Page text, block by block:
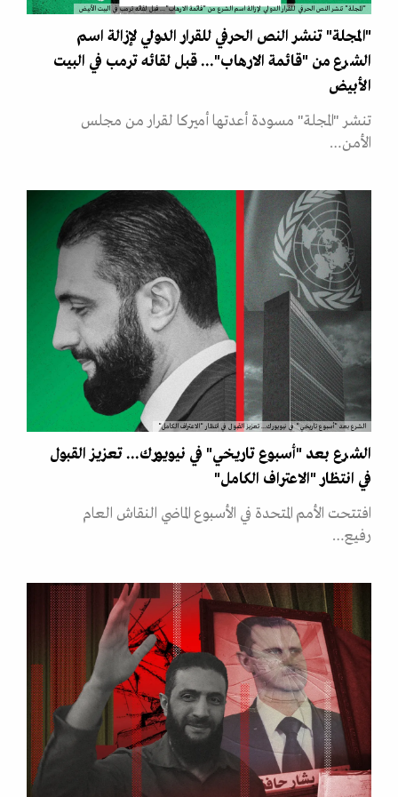
"المجلة" تنشر النص الحرفي للقرار الدولي لإزالة اسم الشرع من "قائمة الارهاب"... قبل لقائه ترمب في البيت الأبيض
"المجلة" تنشر النص الحرفي للقرار الدولي لإزالة اسم
الشرع من "قائمة الارهاب"... قبل لقائه ترمب في البيت
الأبيض
تنشر "المجلة" مسودة أعدتها أميركا لقرار من مجلس
الأمن…
الشرع بعد "أسبوع تاريخي" في نيويورك... تعزيز القبول في انتظار "الاعتراف الكامل"
الشرع بعد "أسبوع تاريخي" في نيويورك... تعزيز القبول
في انتظار "الاعتراف الكامل"
افتتحت الأمم المتحدة في الأسبوع الماضي النقاش العام
رفيع…